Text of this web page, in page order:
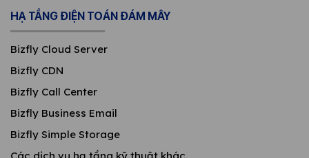
HẠ TẦNG ĐIỆN TOÁN ĐÁM MÂY
Bizfly Cloud Server
Bizfly CDN
Bizfly Call Center
Bizfly Business Email
Bizfly Simple Storage